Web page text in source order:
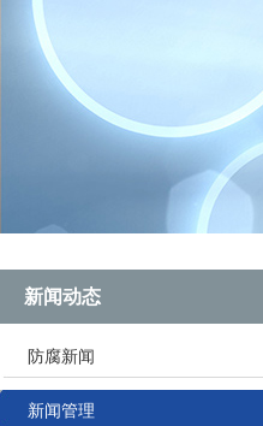
新闻动态
防腐新闻
新闻管理